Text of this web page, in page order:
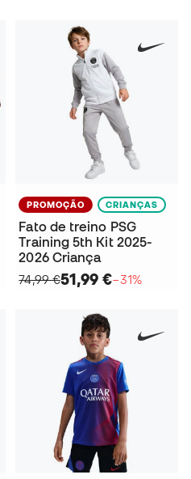
PROMOÇÃO CRIANÇAS
Fato de treino PSG
Training 5th Kit 2025-
2026 Criança
74,99 €51,99 €−31%